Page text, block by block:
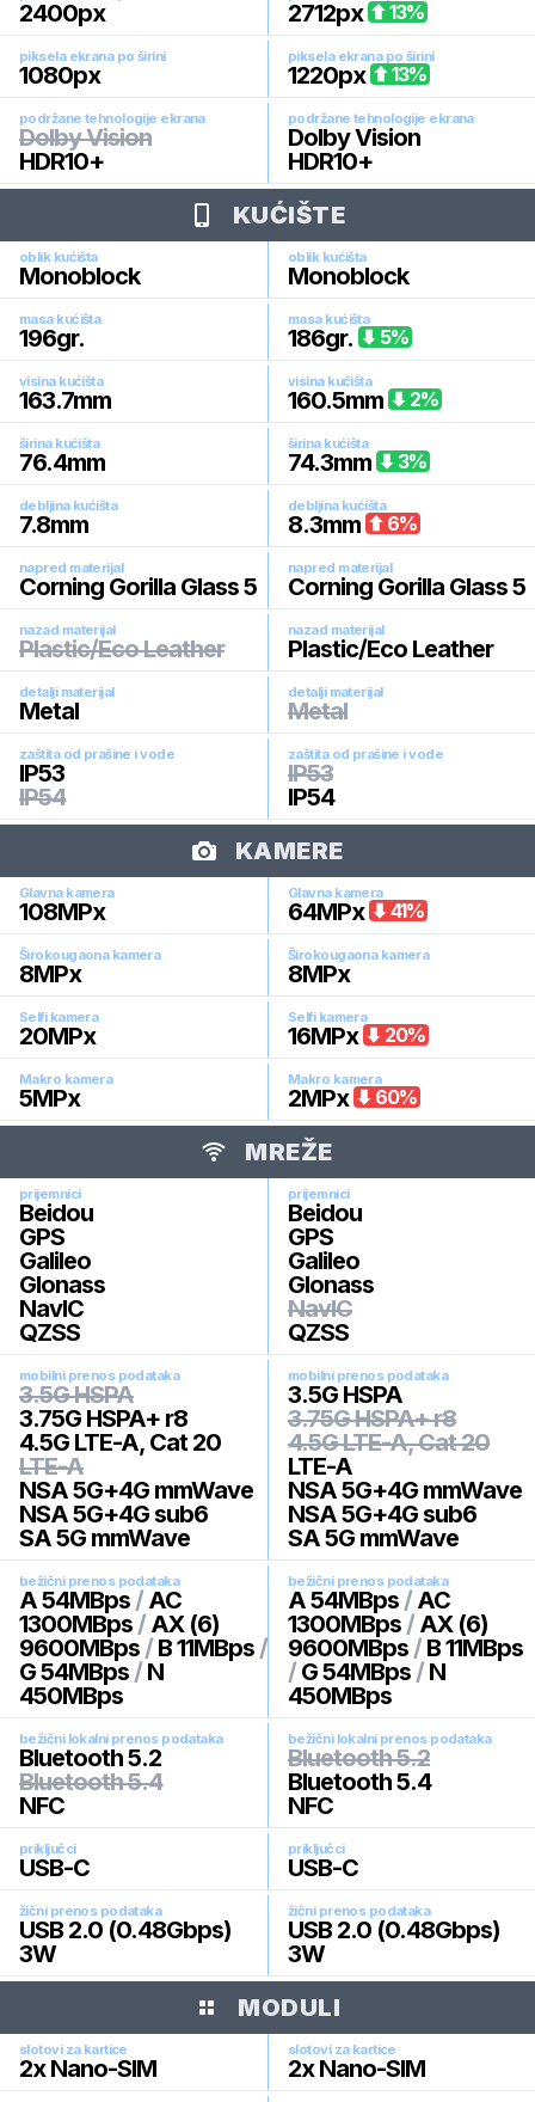
2400px 2712px 13%
piksela ekrana po širini
1080px
piksela ekrana po širini
1220px 13%
podržane tehnologije ekrana
Dolby Vision
HDR10+
podržane tehnologije ekrana
Dolby Vision
HDR10+
KUĆIŠTE
oblik kućišta
Monoblock
oblik kućišta
Monoblock
masa kućišta
196gr.
masa kućišta
186gr. 5%
visina kućišta
163.7mm
visina kućišta
160.5mm 2%
širina kućišta
76.4mm
širina kućišta
74.3mm 3%
debljina kućišta
7.8mm
debljina kućišta
8.3mm 6%
napred materijal
Corning Gorilla Glass 5
napred materijal
Corning Gorilla Glass 5
nazad materijal
Plastic/Eco Leather
nazad materijal
Plastic/Eco Leather
detalji materijal
Metal
detalji materijal
Metal
zaštita od prašine i vode
IP53
IP54
zaštita od prašine i vode
IP53
IP54
KAMERE
Glavna kamera
108MPx
Glavna kamera
64MPx 41%
Širokougaona kamera
8MPx
Širokougaona kamera
8MPx
Selfi kamera
20MPx
Selfi kamera
16MPx 20%
Makro kamera
5MPx
Makro kamera
2MPx 60%
MREŽE
prijemnici
Beidou
GPS
Galileo
Glonass
NavIC
QZSS
prijemnici
Beidou
GPS
Galileo
Glonass
NavIC
QZSS
mobilni prenos podataka
3.5G HSPA
3.75G HSPA+ r8
4.5G LTE-A, Cat 20
LTE-A
NSA 5G+4G mmWave
NSA 5G+4G sub6
SA 5G mmWave
mobilni prenos podataka
3.5G HSPA
3.75G HSPA+ r8
4.5G LTE-A, Cat 20
LTE-A
NSA 5G+4G mmWave
NSA 5G+4G sub6
SA 5G mmWave
bežični prenos podataka
A 54MBps / AC
1300MBps / AX (6)
9600MBps / B 11MBps /
G 54MBps / N
450MBps
bežični prenos podataka
A 54MBps / AC
1300MBps / AX (6)
9600MBps / B 11MBps
/ G 54MBps / N
450MBps
bežični lokalni prenos podataka
Bluetooth 5.2
Bluetooth 5.4
NFC
bežični lokalni prenos podataka
Bluetooth 5.2
Bluetooth 5.4
NFC
priključci
USB-C
priključci
USB-C
žični prenos podataka
USB 2.0 (0.48Gbps)
3W
žični prenos podataka
USB 2.0 (0.48Gbps)
3W
MODULI
slotovi za kartice
2x Nano-SIM
slotovi za kartice
2x Nano-SIM